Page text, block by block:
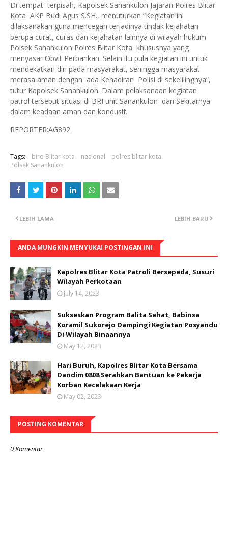
Di tempat terpisah, Kapolsek Sanankulon Jajaran Polres Blitar
Kota AKP Budi Agus S.SH., menuturkan “Kegiatan ini
dilaksanakan guna mencegah terjadinya tindak kejahatan
berupa curat, curas dan kejahatan lainnya di wilayah hukum
Polsek Sanankulon Polres Blitar Kota khususnya yang
menyasar Obvit Perbankan. Selain itu pula kegiatan ini untuk
mendekatkan diri pada masyarakat, sehingga masyarakat
merasa aman dengan ada Kehadiran Polisi di sekelilingnya”,
tutur Kapolsek Sanankulon. Dalam pelaksanaan kegiatan
patrol tersebut situasi di BRI unit Sanankulon dan Sekitarnya
dalam keadaan aman dan kondusif.
REPORTER:AG892
Tags: biro Blitar kota nasional
polres blitar kota
Polsek Sanankulon
LEBIH BARU
LEBIH LAMA
ANDA MUNGKIN MENYUKAI POSTINGAN INI
Kapolres Blitar Kota Patroli Bersepeda, Susuri
Wilayah Perkotaan
July 14, 2023
Sukseskan Program Balita Sehat, Babinsa
Koramil Sukorejo Dampingi Kegiatan Posyandu
Di Wilayah Binaannya
May 12, 2023
Hari Buruh, Kapolres Blitar Kota Bersama
Dandim 0808 Serahkan Bantuan ke Pekerja
Korban Kecelakaan Kerja
May 02, 2023
POSTING KOMENTAR
0 Komentar